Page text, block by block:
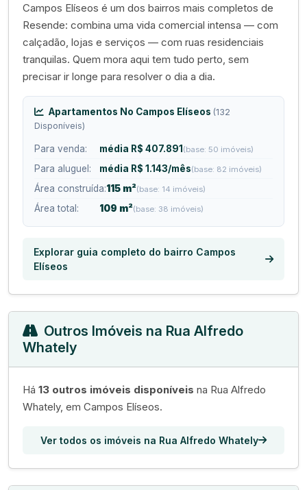
Campos Elíseos é um dos bairros mais completos de
Resende: combina uma vida comercial intensa — com
calçadão, lojas e serviços — com ruas residenciais
tranquilas. Quem mora aqui tem tudo perto, sem
precisar ir longe para resolver o dia a dia.
Apartamentos No Campos Elíseos (132
Disponíveis)
Para venda: média R$ 407.891 (base: 50 imóveis)
Para aluguel: média R$ 1.143/mês(base: 82 imóveis)
Área construída:115 m²(base: 14 imóveis)
Área total: 109 m²(base: 38 imóveis)
Explorar guia completo do bairro Campos
Elíseos
Outros Imóveis na Rua Alfredo
Whately
Há 13 outros imóveis disponíveis na Rua Alfredo
Whately, em Campos Elíseos.
Ver todos os imóveis na Rua Alfredo Whately